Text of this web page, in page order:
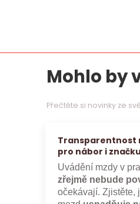
Mohlo by
Přečtěte si novinky ze
Transparentnost
pro nábor i
Uvádění mzdy v
zřejmě nebude
očekávají. Zjistěte,